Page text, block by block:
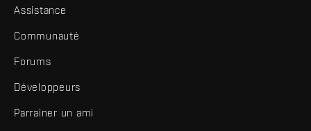
Assistance
Communauté
Forums
Développeurs
Parrainer un ami